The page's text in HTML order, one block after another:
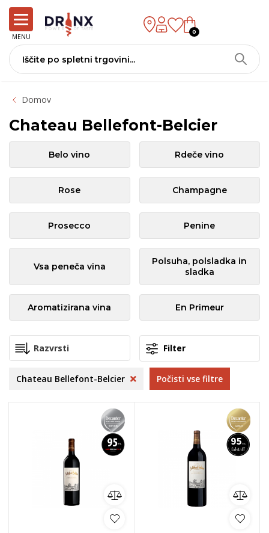
MENU
0
Domov
Chateau Bellefont-Belcier
Belo vino Rdeče vino
Rose Champagne
Prosecco Penine
Vsa peneča vina
Polsuha, polsladka in
sladka
Aromatizirana vina En Primeur
Filter
Chateau Bellefont-Belcier Počisti vse filtre